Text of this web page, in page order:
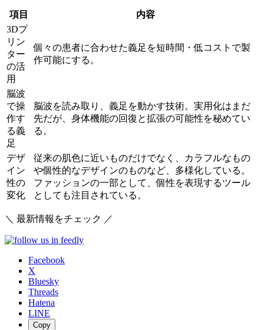
項目
内容
3Dプ
リン
ター
の活
用
個々の患者に合わせた義足を短時間・低コストで製
作可能にする。
脳波
で操
作す
る義
足
脳波を読み取り、義足を動かす技術。実用化はまだ
先だが、身体機能の回復と拡張の可能性を秘めてい
る。
デザ
イン
性の
変化
従来の肌色に近いものだけでなく、カラフルなもの
や個性的なデザインのものなど、多様化している。
ファッションの一部として、個性を表現するツール
としても注目されている。
＼ 最新情報をチェック ／
Facebook
X
Bluesky
Threads
Hatena
LINE
Copy